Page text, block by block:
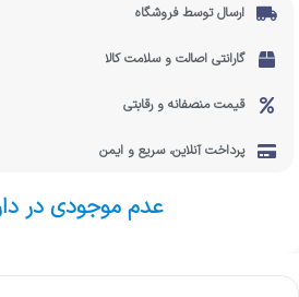
ارسال توسط فروشگاه
گارانتی اصالت و سلامت کالا
قیمت منصفانه و رقابتی
پرداخت آنلاین، سریع و ایمن
عدم موجودی در